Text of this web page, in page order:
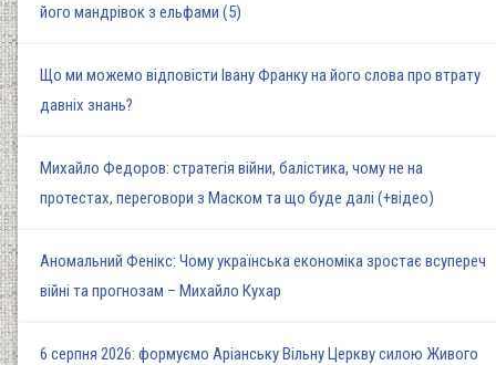
його мандрівок з ельфами (5)
Що ми можемо відповісти Івану Франку на його слова про втрату
давніх знань?
Михайло Федоров: стратегія війни, балістика, чому не на
протестах, переговори з Маском та що буде далі (+відео)
Аномальний Фенікс: Чому українська економіка зростає всупереч
війні та прогнозам – Михайло Кухар
6 серпня 2026: формуємо Аріанську Вільну Церкву силою Живого